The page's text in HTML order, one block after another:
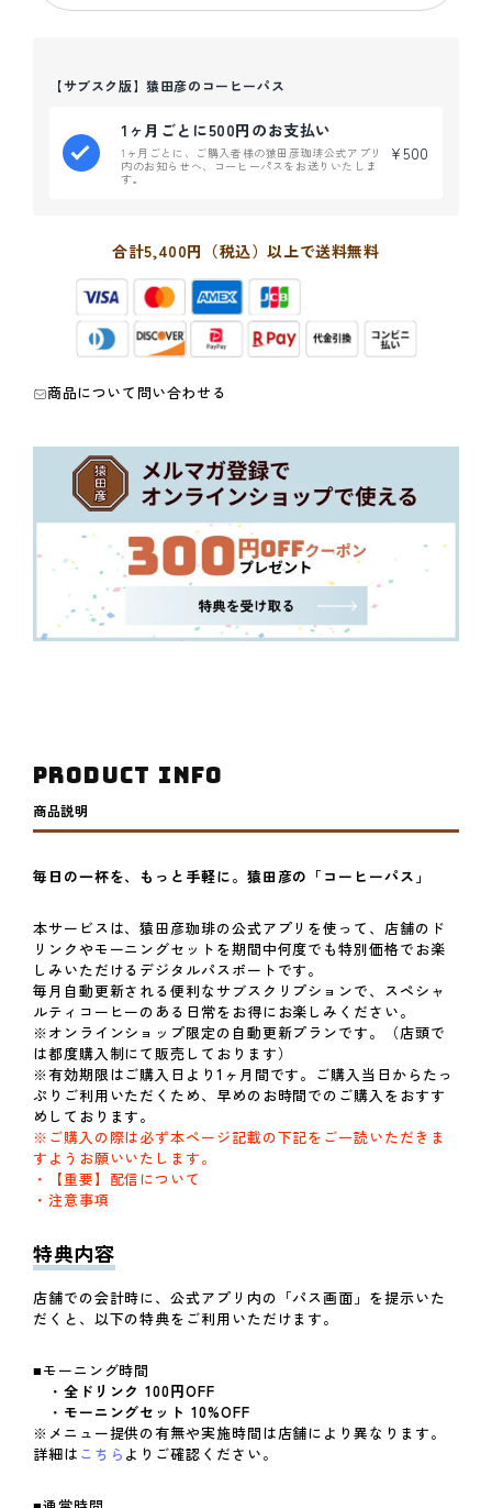
彦
ー
ー
パ
彦
ー
ー
パ
数
を
増
や
【サブスク版】猿田彦のコーヒーパス
1ヶ月ごとに500円のお支払い
1ヶ月ごとに、ご購入者様の猿田彦珈琲公式アプリ
内のお知らせへ、コーヒーパスをお送りいたしま
す。
¥500
合計5,400円（税込）以上で送料無料
商品について問い合わせる
PRODUCT INFO
商品説明
毎日の一杯を、もっと手軽に。猿田彦の「コーヒーパス」
本サービスは、猿田彦珈琲の公式アプリを使って、店舗のド
リンクやモーニングセットを期間中何度でも特別価格でお楽
しみいただけるデジタルパスポートです。
毎月自動更新される便利なサブスクリプションで、スペシャ
ルティコーヒーのある日常をお得にお楽しみください。
※オンラインショップ限定の自動更新プランです。（店頭で
は都度購入制にて販売しております）
※有効期限はご購入日より1ヶ月間です。ご購入当日からたっ
ぷりご利用いただくため、早めのお時間でのご購入をおすす
めしております。
※ご購入の際は必ず本ページ記載の下記をご一読いただきま
すようお願いいたします。
・【重要】配信について
・注意事項
特典内容
店舗での会計時に、公式アプリ内の「パス画面」を提示いた
だくと、以下の特典をご利用いただけます。
■モーニング時間
・ 全ドリンク 100円OFF
・ モーニングセット 10%OFF
※メニュー提供の有無や実施時間は店舗により異なります。
詳細は こちら よりご確認ください。